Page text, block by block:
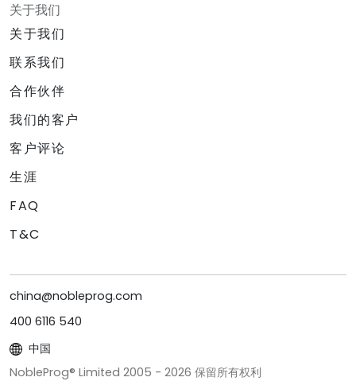
关于我们
关于我们
联系我们
合作伙伴
我们的客户
客户评论
生涯
FAQ
T&C
china@nobleprog.com
400 6116 540
中国
NobleProg® Limited 2005 - 2026 保留所有权利